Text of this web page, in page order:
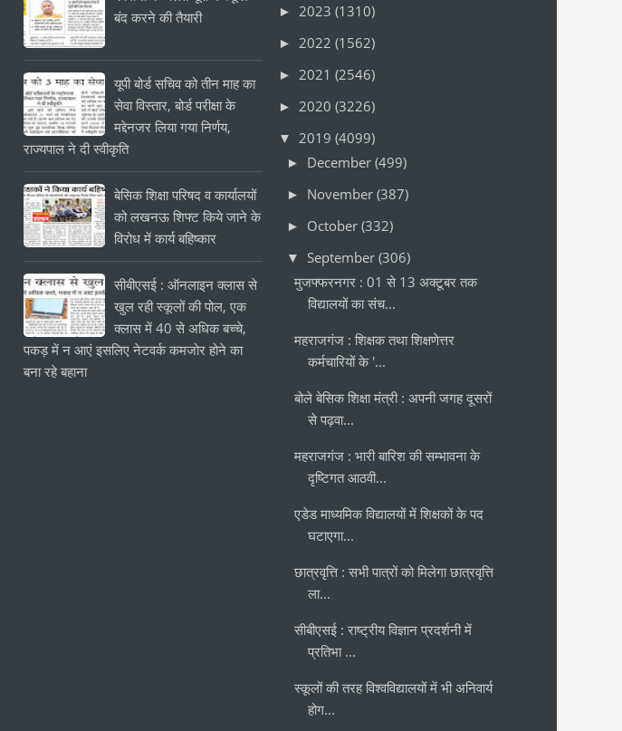
बंद करने की तैयारी
यूपी बोर्ड सचिव को तीन माह का
सेवा विस्तार, बोर्ड परीक्षा के
मद्देनजर लिया गया निर्णय,
राज्यपाल ने दी स्वीकृति
बेसिक शिक्षा परिषद व कार्यालयों
को लखनऊ शिफ्ट किये जाने के
विरोध में कार्य बहिष्कार
सीबीएसई : ऑनलाइन क्लास से
खुल रही स्कूलों की पोल, एक
क्लास में 40 से अधिक बच्चे,
पकड़ में न आएं इसलिए नेटवर्क कमजोर होने का
बना रहे बहाना
► 2023(1310)
► 2022(1562)
► 2021(2546)
► 2020(3226)
▼ 2019(4099)
► December(499)
► November(387)
► October(332)
▼ September(306)
मुजफ्फरनगर : 01 से 13 अक्टूबर तक
विद्यालयों का संच...
महराजगंज : शिक्षक तथा शिक्षणेत्तर
कर्मचारियों के '...
बोले बेसिक शिक्षा मंत्री : अपनी जगह दूसरों
से पढ़वा...
महराजगंज : भारी बारिश की सम्भावना के
दृष्टिगत आठवी...
एडेड माध्यमिक विद्यालयों में शिक्षकों के पद
घटाएगा...
छात्रवृत्ति : सभी पात्रों को मिलेगा छात्रवृत्ति
ला...
सीबीएसई : राष्ट्रीय विज्ञान प्रदर्शनी में
प्रतिभा ...
स्कूलों की तरह विश्वविद्यालयों में भी अनिवार्य
होग...